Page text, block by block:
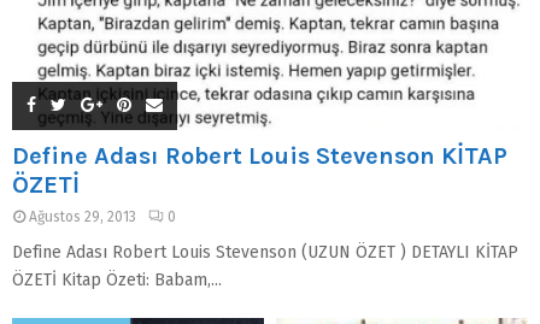
Define Adası Robert Louis Stevenson KİTAP
ÖZETİ
Ağustos 29, 2013 0
Define Adası Robert Louis Stevenson (UZUN ÖZET ) DETAYLI KİTAP
ÖZETİ Kitap Özeti: Babam,...